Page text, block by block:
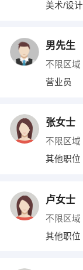
美术/设计
男先生
不限区域
营业员
张女士
不限区域
其他职位
卢女士
不限区域
其他职位